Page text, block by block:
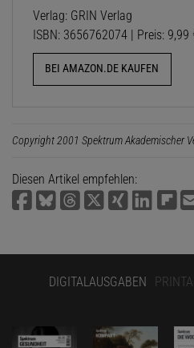
Verlag: GRIN Verlag
ISBN: 3656762074 | Preis: 9,99
BEI AMAZON.DE KAUFEN
Copyright 2001 Spektrum Akademischer
Diesen Artikel empfehlen:
DIGITALAUSGABEN